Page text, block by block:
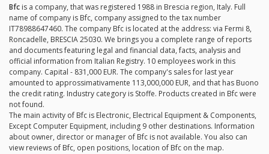
Bfc is a company, that was registered 1988 in Brescia region, Italy. Full
name of company is Bfc, company assigned to the tax number
IT78988647460. The company Bfc is located at the address: via Fermi 8,
Roncadelle, BRESCIA 25030. We brings you a complete range of reports
and documents featuring legal and financial data, facts, analysis and
official information from Italian Registry. 10 employees work in this
company. Capital - 831,000 EUR. The company's sales for last year
amounted to approssimativamente 113,000,000 EUR, and that has Buono
the credit rating. Industry category is Stoffe. Products created in Bfc were
not found.
The main activity of Bfc is Electronic, Electrical Equipment & Components,
Except Computer Equipment, including 9 other destinations. Information
about owner, director or manager of Bfc is not available. You also can
view reviews of Bfc, open positions, location of Bfc on the map.